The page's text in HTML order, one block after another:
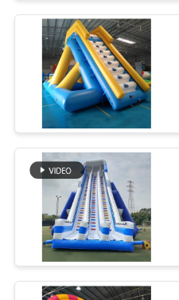
ทัวร์
โรงงาน
ควบคุม
คุณภาพ
ติดต่อ
Inflatable
กีฬาทางน้